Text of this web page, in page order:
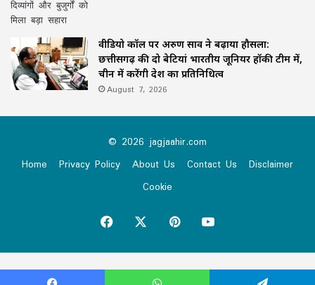
वीडियो कॉल पर अरुण साव ने बढ़ाया हौसला:
छत्तीसगढ़ की दो बेटियां भारतीय जूनियर हॉकी टीम में,
चीन में करेंगी देश का प्रतिनिधित्व
August 7, 2026
© 2026 jagjaahir.com
Home
Privacy Policy About Us Contact Us
Disclaimer
Cookie
Facebook PinterestYouTube